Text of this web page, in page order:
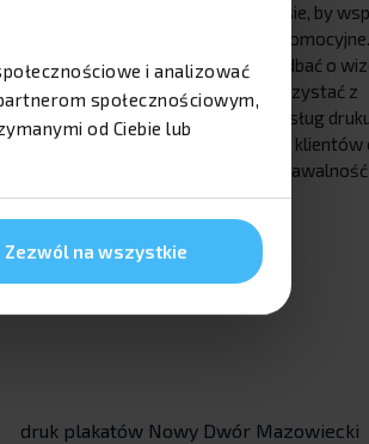
i analizować
społecznościowym,
od Ciebie lub
Zezwól na wszystkie
odpowiednim czasie, by
Twoje działania
OpenPrint, aby zadbać o
swojej firmy i skorzystać z
profesjonalnych usług
przyciągną uwagę klientów
zwiększą
marki na rynku.
druk plakatów Nowy Dwór Mazowiecki